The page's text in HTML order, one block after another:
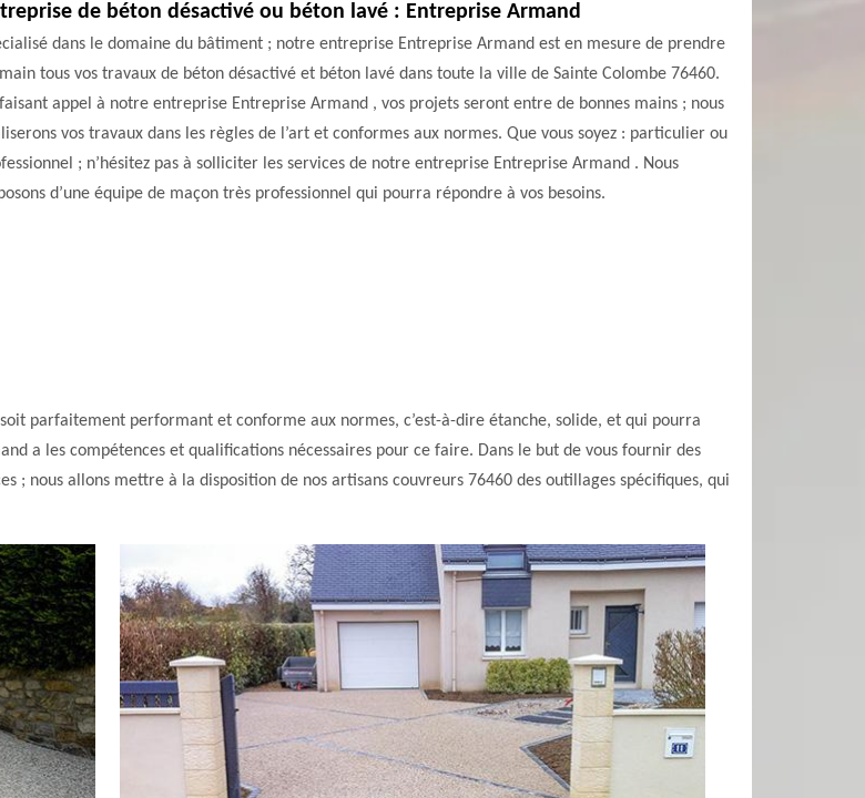
de béton désactivé ou béton lavé : Entreprise Armand
dans le domaine du bâtiment ; notre entreprise Entreprise Armand est en mesure de prendre
tous vos travaux de béton désactivé et béton lavé dans toute la ville de Sainte Colombe 76460.
faisant appel à notre entreprise Entreprise Armand , vos projets seront entre de bonnes mains ; nous
vos travaux dans les règles de l’art et conformes aux normes. Que vous soyez : particulier ou
; n’hésitez pas à solliciter les services de notre entreprise Entreprise Armand . Nous
d’une équipe de maçon très professionnel qui pourra répondre à vos besoins.
parfaitement performant et conforme aux normes, c’est-à-dire étanche, solide, et qui pourra
a les compétences et qualifications nécessaires pour ce faire. Dans le but de vous fournir des
; nous allons mettre à la disposition de nos artisans couvreurs 76460 des outillages spécifiques, qui